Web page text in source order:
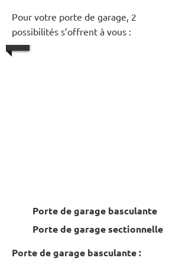
Pour votre porte de garage, 2
possibilités s’offrent à vous :
Porte de garage basculante
Porte de garage sectionnelle
Porte de garage basculante :